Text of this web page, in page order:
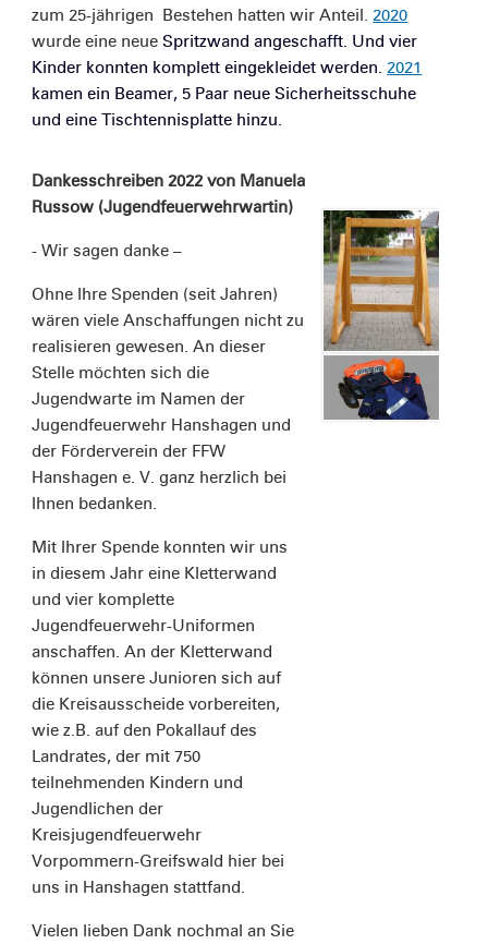
zum 25-jährigen Bestehen hatten wir Anteil.2020
wurde eine neueSpritzwand angeschafft. Und vier
Kinder konnten komplett eingekleidet werden.2021
kamen ein Beamer, 5 Paar neue Sicherheitsschuhe
und eine Tischtennisplatte hinzu.
Dankesschreiben 2022 von Manuela
Russow (Jugendfeuerwehrwartin)
- Wir sagen danke –
Ohne Ihre Spenden (seit Jahren)
wären viele Anschaffungen nicht zu
realisieren gewesen. An dieser
Stelle möchten sich die
Jugendwarte im Namen der
Jugendfeuerwehr Hanshagen und
der Förderverein der FFW
Hanshagen e. V. ganz herzlich bei
Ihnen bedanken.
Mit Ihrer Spende konnten wir uns
in diesem Jahr eine Kletterwand
und vier komplette
Jugendfeuerwehr-Uniformen
anschaffen. An der Kletterwand
können unsere Junioren sich auf
die Kreisausscheide vorbereiten,
wie z.B. auf den Pokallauf des
Landrates, der mit 750
teilnehmenden Kindern und
Jugendlichen der
Kreisjugendfeuerwehr
Vorpommern-Greifswald hier bei
uns in Hanshagen stattfand.
Vielen lieben Dank nochmal an Sie